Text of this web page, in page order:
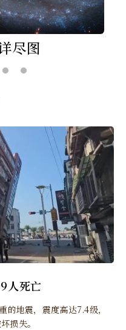
尽图
人死亡
的地震，震度高达7.4级，
损失。